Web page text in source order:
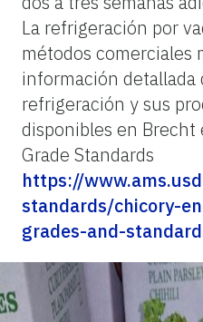
La refrigeración por
métodos comerciales
información detallada
refrigeración y sus
disponibles en Brecht
Grade Standards
https://
standards/chicory-
grades-and-